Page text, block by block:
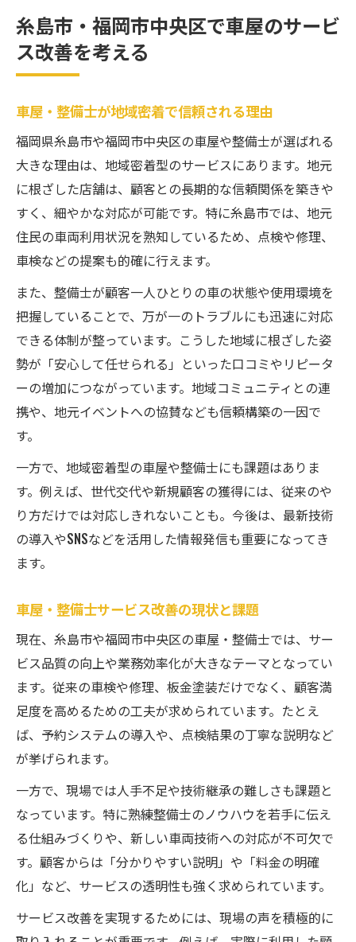
車屋・整備士が提供する新たな顧客体験と
は
整備士が語る車屋サービス品質向上の工夫
車屋・整備士が実践する顧客対応強化の秘
訣
自動車整備工場で取り入れる最新サービス
とは
車屋・整備士が重視するコミュニケーショ
ン術
現場で生きる整備士の提案力と改善事例
車屋・整備士が顧客満足度を高める方法
車屋・整備士の丁寧な説明で生まれる安心
感
自動車整備工場の予約や待ち時間短縮の工
夫
車屋・整備士が取り組むアフターケアの充
実
車屋・整備士が実践する顧客ニーズの把握
車屋サービス改善の現場アイデア集
車屋・整備士が現場で工夫する接客事例
自動車整備工場で使える業務効率アップ策
車屋・整備士が考える作業品質向上の方法
スタッフ教育で変わる車屋・整備士の現場
福岡県の整備士が実践した効率化への挑戦
車屋・整備士が目指す業務効率化の実例紹
介
自動車整備工場で取り組む省力化の工夫
車屋・整備士が活用する最新技術と導入効
果
効率化がもたらす顧客サービスの質向上
車屋・整備士が直面した課題と解決への挑
戦
糸島市・福岡市中央区で車屋のサービ
ス改善を考える
車屋・整備士が地域密着で信頼される理由
福岡県糸島市や福岡市中央区の車屋や整備士が選ばれる
大きな理由は、地域密着型のサービスにあります。地元
に根ざした店舗は、顧客との長期的な信頼関係を築きや
すく、細やかな対応が可能です。特に糸島市では、地元
住民の車両利用状況を熟知しているため、点検や修理、
車検などの提案も的確に行えます。
また、整備士が顧客一人ひとりの車の状態や使用環境を
把握していることで、万が一のトラブルにも迅速に対応
できる体制が整っています。こうした地域に根ざした姿
勢が「安心して任せられる」といった口コミやリピータ
ーの増加につながっています。地域コミュニティとの連
携や、地元イベントへの協賛なども信頼構築の一因で
す。
一方で、地域密着型の車屋や整備士にも課題はありま
す。例えば、世代交代や新規顧客の獲得には、従来のや
り方だけでは対応しきれないことも。今後は、最新技術
の導入やSNSなどを活用した情報発信も重要になってき
ます。
車屋・整備士サービス改善の現状と課題
現在、糸島市や福岡市中央区の車屋・整備士では、サー
ビス品質の向上や業務効率化が大きなテーマとなってい
ます。従来の車検や修理、板金塗装だけでなく、顧客満
足度を高めるための工夫が求められています。たとえ
ば、予約システムの導入や、点検結果の丁寧な説明など
が挙げられます。
一方で、現場では人手不足や技術継承の難しさも課題と
なっています。特に熟練整備士のノウハウを若手に伝え
る仕組みづくりや、新しい車両技術への対応が不可欠で
す。顧客からは「分かりやすい説明」や「料金の明確
化」など、サービスの透明性も強く求められています。
サービス改善を実現するためには、現場の声を積極的に